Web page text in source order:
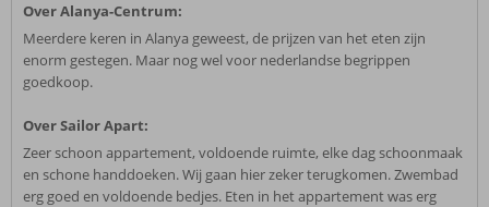
Over Alanya-Centrum:
Meerdere keren in Alanya geweest, de prijzen van het eten zijn
enorm gestegen. Maar nog wel voor nederlandse begrippen
goedkoop.
Over Sailor Apart:
Zeer schoon appartement, voldoende ruimte, elke dag schoonmaak
en schone handdoeken. Wij gaan hier zeker terugkomen. Zwembad
erg goed en voldoende bedjes. Eten in het appartement was erg